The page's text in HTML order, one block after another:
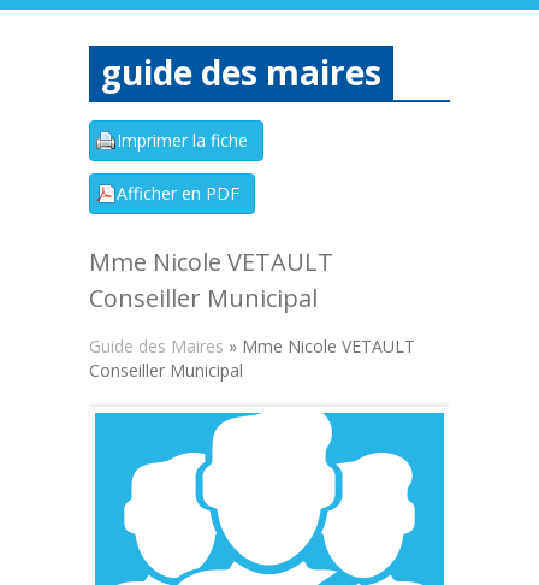
guide des maires
Mme Nicole VETAULT
Conseiller Municipal
Guide des Maires » Mme Nicole VETAULT
Conseiller Municipal